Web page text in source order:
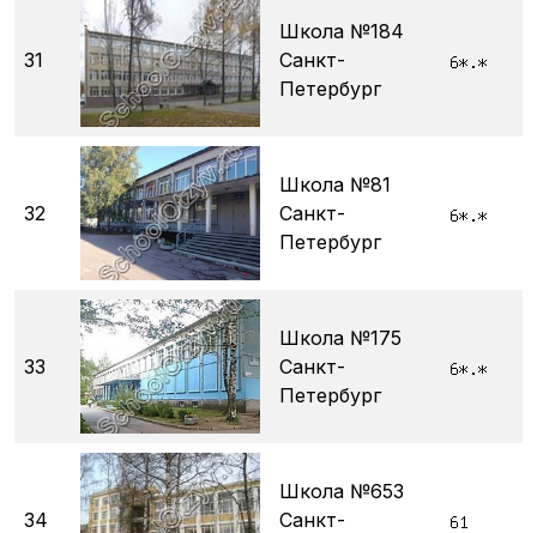
31
Школа №184
Санкт-
Петербург
32
Школа №81
Санкт-
Петербург
33
Школа №175
Санкт-
Петербург
34
Школа №653
Санкт-